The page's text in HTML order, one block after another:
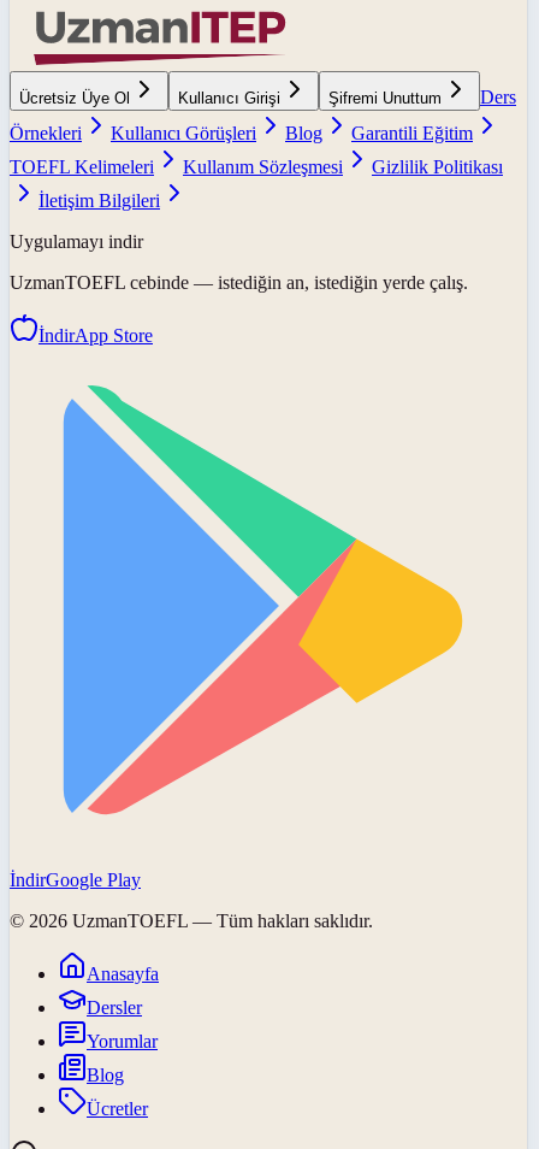
Ücretsiz Üye Ol Kullanıcı Girişi Şifremi Unuttum
Ders
Örnekleri
Kullanıcı Görüşleri Blog
Garantili Eğitim
TOEFL Kelimeleri
Kullanım Sözleşmesi
Gizlilik Politikası
İletişim Bilgileri
Uygulamayı indir
UzmanTOEFL cebinde — istediğin an, istediğin yerde çalış.
İndirApp Store
İndirGoogle Play
© 2026 UzmanTOEFL — Tüm hakları saklıdır.
Anasayfa
Dersler
Yorumlar
Blog
Ücretler